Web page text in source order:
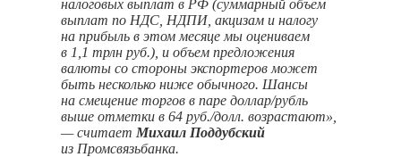
налоговых выплат в РФ (суммарный объем
выплат по НДС, НДПИ, акцизам и налогу
на прибыль в этом месяце мы оцениваем
в 1,1 трлн руб.), и объем предложения
валюты со стороны экспортеров может
быть несколько ниже обычного. Шансы
на смещение торгов в паре доллар/рубль
выше отметки в 64 руб./долл. возрастают»,
— считает Михаил Поддубский
из Промсвязьбанка.